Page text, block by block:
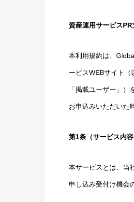
資産運用サービス
本利用規約は、
ービスWEBサイト
「掲載ユーザー」
お申込みいただいた
第1条（サービス内容
本サービスとは、当
申し込み受付け機会